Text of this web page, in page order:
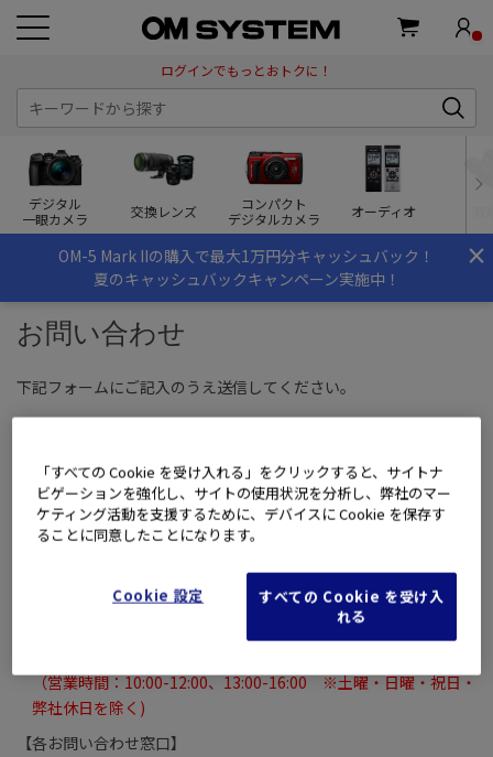
ログインでもっとおトクに！
デジタル
一眼カメラ
交換レンズ
コンパクト
デジタルカメラ
オーディオ
×
OM-5 Mark IIの購入で最大1万円分キャッシュバック！
夏のキャッシュバックキャンペーン実施中！
お問い合わせ
下記フォームにご記入のうえ送信してください。
です。
それ以外に関しては【各お問い合わせ窓口】よりお問い合わせく
ださい。
土曜・日曜・祝日・弊社休日を除く翌々営業日になる場合がご
あらかじめご了承いただきますよう、よろしくお願いいたしま
（営業時間：10:00-12:00、13:00-16:00 ※土曜・日曜・祝日・
弊社休日を除く)
【各お問い合わせ窓口】
「すべての Cookie を受け入れる」をクリックすると、サイトナ
ビゲーションを強化し、サイトの使用状況を分析し、弊社のマー
ケティング活動を支援するために、デバイスに Cookie を保存す
ることに同意したことになります。
Cookie 設定
すべての Cookie を受け入
れる